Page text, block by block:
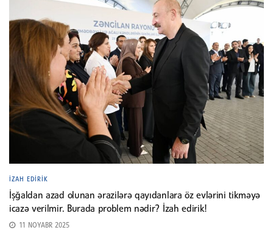
İZAH EDIRIK
İşğaldan azad olunan ərazilərə qayıdanlara öz evlərini tikməyə
icazə verilmir. Burada problem nədir? İzah edirik!
11 NOYABR 2025